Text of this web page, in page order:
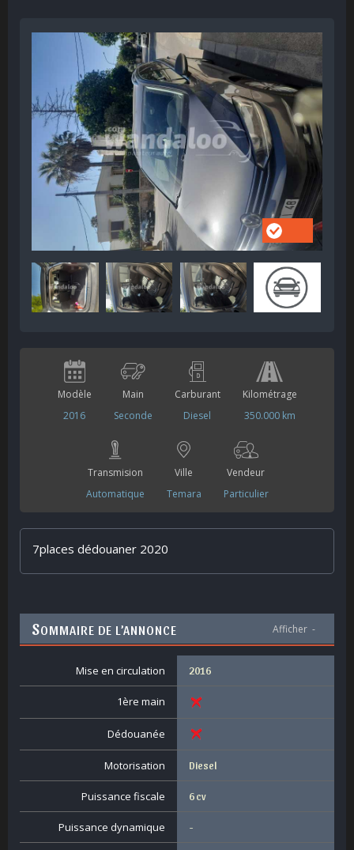
Modèle
2016
Main
Seconde
Carburant
Diesel
Kilométrage
350.000 km
Transmision
Automatique
Ville
Temara
Vendeur
Particulier
7places dédouaner 2020
SOMMAIRE DE L’ANNONCE Afficher -
Mise en circulation 2016
1ère main
Dédouanée
Motorisation Diesel
Puissance fiscale 6 cv
Puissance dynamique -